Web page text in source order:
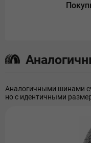
Аналогичными шинами
но с идентичными